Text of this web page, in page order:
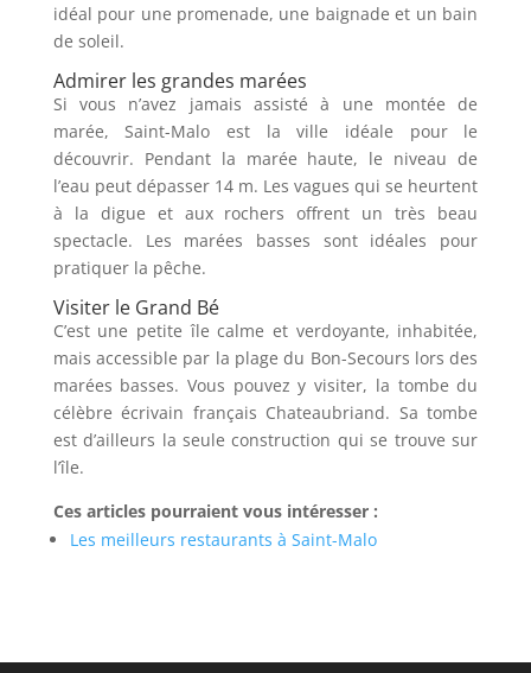
idéal pour une promenade, une baignade et un bain
de soleil.
Admirer les grandes marées
Si vous n’avez jamais assisté à une montée de
marée, Saint-Malo est la ville idéale pour le
découvrir. Pendant la marée haute, le niveau de
l’eau peut dépasser 14 m. Les vagues qui se heurtent
à la digue et aux rochers offrent un très beau
spectacle. Les marées basses sont idéales pour
pratiquer la pêche.
Visiter le Grand Bé
C’est une petite île calme et verdoyante, inhabitée,
mais accessible par la plage du Bon-Secours lors des
marées basses. Vous pouvez y visiter, la tombe du
célèbre écrivain français Chateaubriand. Sa tombe
est d’ailleurs la seule construction qui se trouve sur
l’île.
Ces articles pourraient vous intéresser :
Les meilleurs restaurants à Saint-Malo